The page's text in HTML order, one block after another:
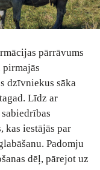
pārrāvums
pirmajās
dzīvniekus sāka
Līdz ar
kas iestājās par
Padomju
dēļ, pārejot uz